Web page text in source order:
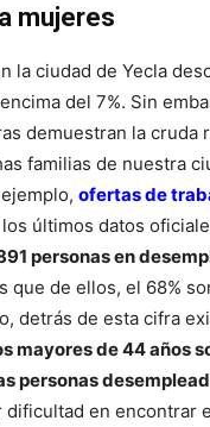
mujeres
la ciudad de Yecla
del 7%. Sin
demuestran la cruda
familias de nuestra
ofertas de
últimos datos
personas en
que de ellos, el 68%
detrás de esta cifra
mayores de 44 años
personas
dificultad en encontrar